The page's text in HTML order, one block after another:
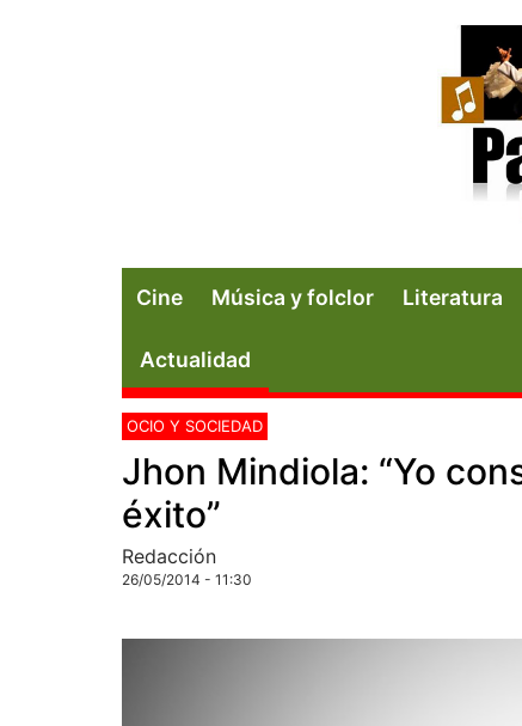
Cine Música y folclor Literatura
Actualidad
OCIO Y SOCIEDAD
Jhon Mindiola: “Yo
éxito”
Redacción
26/05/2014 - 11:30